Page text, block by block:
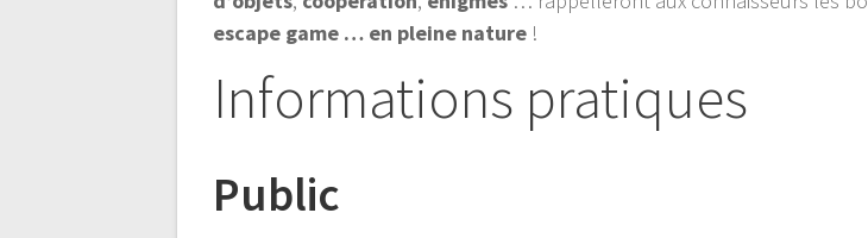
escape game … en pleine nature !
Informations pratiques
Public